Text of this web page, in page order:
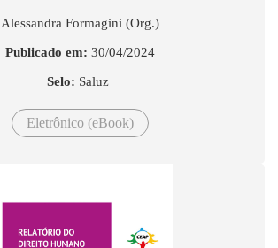
Alessandra Formagini (Org.)
Publicado em: 30/04/2024
Selo: Saluz
Eletrônico (eBook)